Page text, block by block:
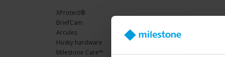
XProtect®
BriefCam
Arcules
Husky hardware
Milestone Care™